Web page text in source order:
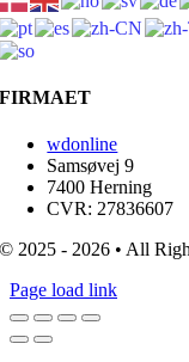
FIRMAET
wdonline
Samsøvej 9
7400 Herning
CVR: 27836607
© 2025 - 2026 • All
Page load link